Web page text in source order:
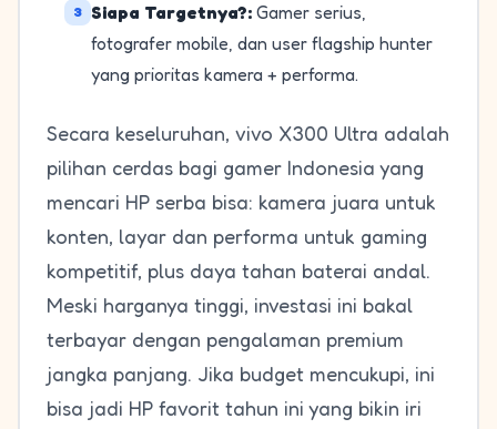
3 Siapa Targetnya?: Gamer serius,
fotografer mobile, dan user flagship hunter
yang prioritas kamera + performa.
Secara keseluruhan, vivo X300 Ultra adalah
pilihan cerdas bagi gamer Indonesia yang
mencari HP serba bisa: kamera juara untuk
konten, layar dan performa untuk gaming
kompetitif, plus daya tahan baterai andal.
Meski harganya tinggi, investasi ini bakal
terbayar dengan pengalaman premium
jangka panjang. Jika budget mencukupi, ini
bisa jadi HP favorit tahun ini yang bikin iri